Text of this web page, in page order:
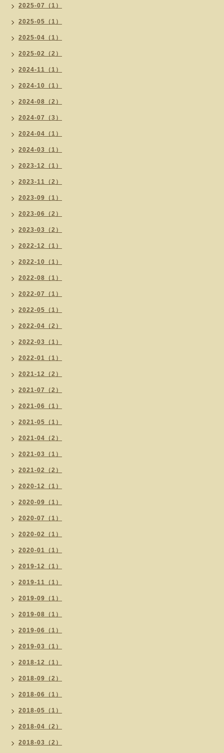
2025-07（1）
2025-05（1）
2025-04（1）
2025-02（2）
2024-11（1）
2024-10（1）
2024-08（2）
2024-07（3）
2024-04（1）
2024-03（1）
2023-12（1）
2023-11（2）
2023-09（1）
2023-06（2）
2023-03（2）
2022-12（1）
2022-10（1）
2022-08（1）
2022-07（1）
2022-05（1）
2022-04（2）
2022-03（1）
2022-01（1）
2021-12（2）
2021-07（2）
2021-06（1）
2021-05（1）
2021-04（2）
2021-03（1）
2021-02（2）
2020-12（1）
2020-09（1）
2020-07（1）
2020-02（1）
2020-01（1）
2019-12（1）
2019-11（1）
2019-09（1）
2019-08（1）
2019-06（1）
2019-03（1）
2018-12（1）
2018-09（2）
2018-06（1）
2018-05（1）
2018-04（2）
2018-03（2）